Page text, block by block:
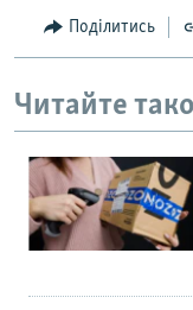
Поділитись
Читайте